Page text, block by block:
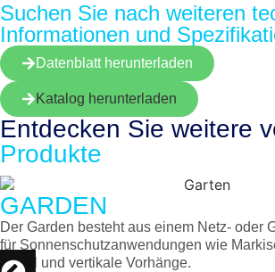
Suchen Sie nach weiteren
Informationen und
Datenblatt herunterladen
Katalog herunterladen
Entdecken Sie weitere
Produkte
GARDEN
Der Garden besteht aus einem Netz- oder
für Sonnenschutzanwendungen wie
Segel und vertikale Vorhänge.